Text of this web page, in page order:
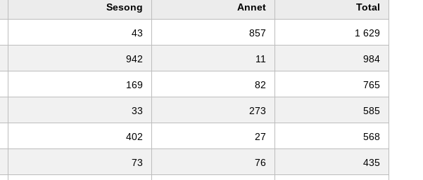
Sesong Annet Total
43 857 1 629
942 11 984
169 82 765
33 273 585
402 27 568
73 76 435